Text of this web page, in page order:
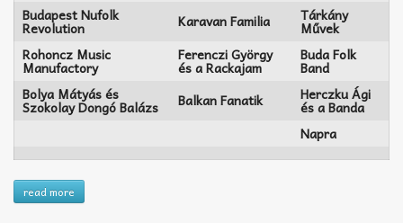
Budapest Nufolk
Revolution Karavan Familia Tárkány
Művek
Rohoncz Music
Manufactory
Ferenczi György
és a Rackajam
Buda Folk
Band
Bolya Mátyás és
Szokolay Dongó Balázs Balkan Fanatik Herczku Ági
és a Banda
Napra
read more